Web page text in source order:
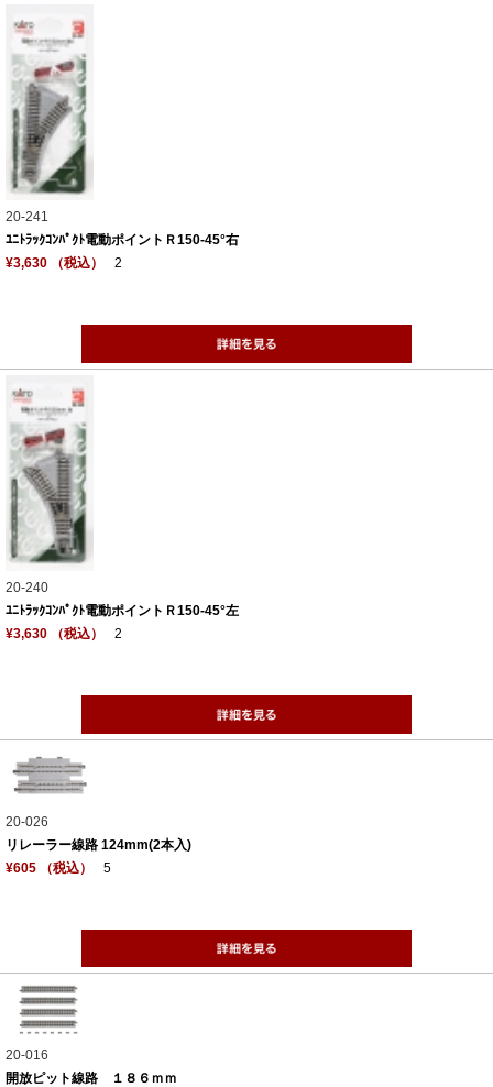
20-241
ﾕﾆﾄﾗｯｸｺﾝﾊﾟｸﾄ電動ポイントＲ150-45°右
¥3,630 （税込）
2
20-240
ﾕﾆﾄﾗｯｸｺﾝﾊﾟｸﾄ電動ポイントＲ150-45°左
¥3,630 （税込）
2
20-026
リレーラー線路 124mm(2本入)
¥605 （税込）
5
20-016
開放ピット線路 １８６ｍｍ